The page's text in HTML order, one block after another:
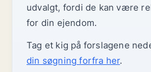
udvalgt, fordi de kan være
for din ejendom.
Tag et kig på forslagene
din søgning forfra her.